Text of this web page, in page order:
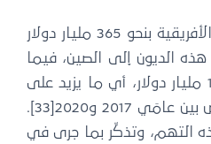
يُقدر إجمالي ديون القارة الأفريقية بنحو 365 مليار دولار
الديون إلى الصين، فيما
يشير تقرير آخر إلى أن 143 مليار دولار، أي ما يزيد على
ثلث الديون الأفريقية، أُقرضَ بين عامَي 2017 و2020[33].
التهم، وتذكِّر بما جرى في